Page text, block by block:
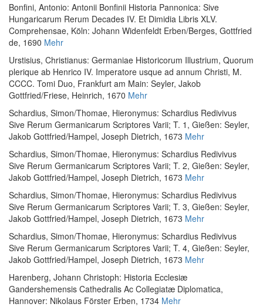
Bonfini, Antonio: Antonii Bonfinii Historia Pannonica: Sive
Hungaricarum Rerum Decades IV. Et Dimidia Libris XLV.
Comprehensae, Köln: Johann Widenfeldt Erben/Berges, Gottfried
de, 1690 Mehr
Urstisius, Christianus: Germaniae Historicorum Illustrium, Quorum
plerique ab Henrico IV. Imperatore usque ad annum Christi, M.
CCCC. Tomi Duo, Frankfurt am Main: Seyler, Jakob
Gottfried/Friese, Heinrich, 1670 Mehr
Schardius, Simon/Thomae, Hieronymus: Schardius Redivivus
Sive Rerum Germanicarum Scriptores Varii; T. 1 , Gießen: Seyler,
Jakob Gottfried/Hampel, Joseph Dietrich, 1673 Mehr
Schardius, Simon/Thomae, Hieronymus: Schardius Redivivus
Sive Rerum Germanicarum Scriptores Varii; T. 2, Gießen: Seyler,
Jakob Gottfried/Hampel, Joseph Dietrich, 1673 Mehr
Schardius, Simon/Thomae, Hieronymus: Schardius Redivivus
Sive Rerum Germanicarum Scriptores Varii; T. 3, Gießen: Seyler,
Jakob Gottfried/Hampel, Joseph Dietrich, 1673 Mehr
Schardius, Simon/Thomae, Hieronymus: Schardius Redivivus
Sive Rerum Germanicarum Scriptores Varii; T. 4, Gießen: Seyler,
Jakob Gottfried/Hampel, Joseph Dietrich, 1673 Mehr
Harenberg, Johann Christoph: Historia Ecclesiæ
Gandershemensis Cathedralis Ac Collegiatæ Diplomatica,
Hannover: Nikolaus Förster Erben, 1734 Mehr